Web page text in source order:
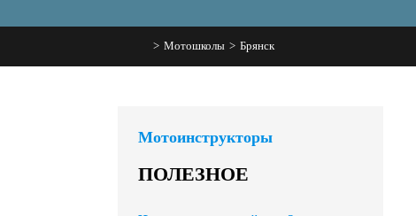
> Мотошколы > Брянск
Мотоинструкторы
ПОЛЕЗНОЕ